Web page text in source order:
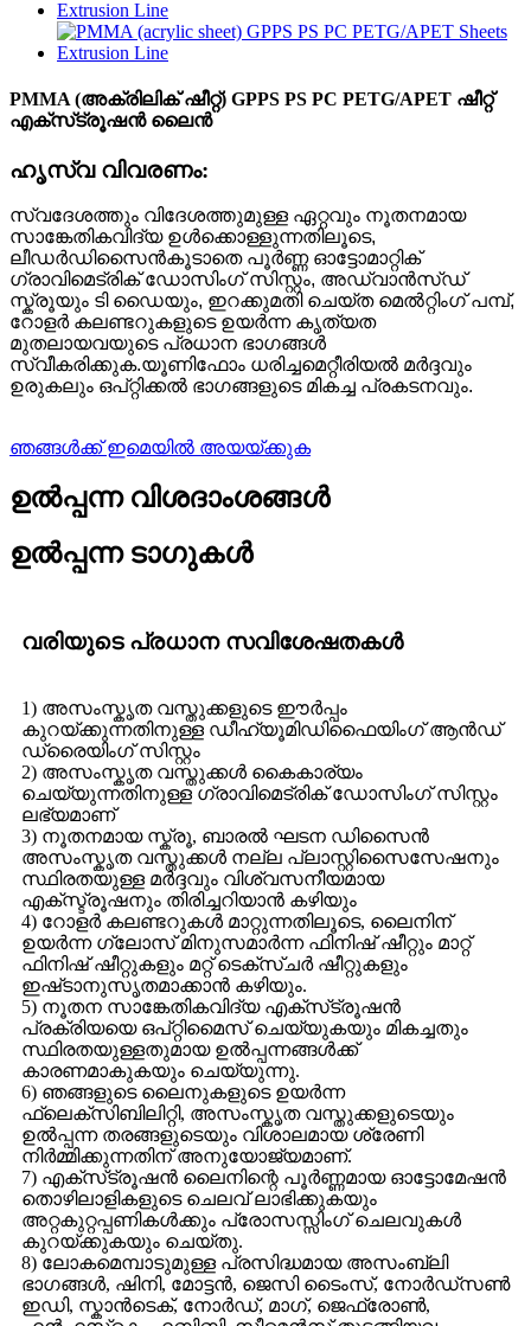
PMMA (അക്രിലിക് ഷീറ്റ്) GPPS PS PC PETG/APET ഷീറ്റ്
എക്‌സ്‌ട്രൂഷൻ ലൈൻ
ഹൃസ്വ വിവരണം:
സ്വദേശത്തും വിദേശത്തുമുള്ള ഏറ്റവും നൂതനമായ
സാങ്കേതികവിദ്യ ഉൾക്കൊള്ളുന്നതിലൂടെ,
ലീഡർഡിസൈൻകൂടാതെ പൂർണ്ണ ഓട്ടോമാറ്റിക്
ഗ്രാവിമെട്രിക് ഡോസിംഗ് സിസ്റ്റം, അഡ്വാൻസ്ഡ്
സ്ക്രൂയും ടി ഡൈയും, ഇറക്കുമതി ചെയ്ത മെൽറ്റിംഗ് പമ്പ്,
റോളർ കലണ്ടറുകളുടെ ഉയർന്ന കൃത്യത
മുതലായവയുടെ പ്രധാന ഭാഗങ്ങൾ
സ്വീകരിക്കുക.യൂണിഫോം ധരിച്ചമെറ്റീരിയൽ മർദ്ദവും
ഉരുകലും ഒപ്റ്റിക്കൽ ഭാഗങ്ങളുടെ മികച്ച പ്രകടനവും.
ഞങ്ങൾക്ക് ഇമെയിൽ അയയ്ക്കുക
ഉൽപ്പന്ന വിശദാംശങ്ങൾ
ഉൽപ്പന്ന ടാഗുകൾ
വരിയുടെ പ്രധാന സവിശേഷതകൾ
1) അസംസ്കൃത വസ്തുക്കളുടെ ഈർപ്പം
കുറയ്ക്കുന്നതിനുള്ള ഡീഹ്യൂമിഡിഫൈയിംഗ് ആൻഡ്
ഡ്രൈയിംഗ് സിസ്റ്റം
2) അസംസ്കൃത വസ്തുക്കൾ കൈകാര്യം
ചെയ്യുന്നതിനുള്ള ഗ്രാവിമെട്രിക് ഡോസിംഗ് സിസ്റ്റം
ലഭ്യമാണ്
3) നൂതനമായ സ്ക്രൂ, ബാരൽ ഘടന ഡിസൈൻ
അസംസ്കൃത വസ്തുക്കൾ നല്ല പ്ലാസ്റ്റിസൈസേഷനും
സ്ഥിരതയുള്ള മർദ്ദവും വിശ്വസനീയമായ
എക്സ്ട്രൂഷനും തിരിച്ചറിയാൻ കഴിയും
4) റോളർ കലണ്ടറുകൾ മാറ്റുന്നതിലൂടെ, ലൈനിന്
ഉയർന്ന ഗ്ലോസ് മിനുസമാർന്ന ഫിനിഷ് ഷീറ്റും മാറ്റ്
ഫിനിഷ് ഷീറ്റുകളും മറ്റ് ടെക്സ്ചർ ഷീറ്റുകളും
ഇഷ്‌ടാനുസൃതമാക്കാൻ കഴിയും.
5) നൂതന സാങ്കേതികവിദ്യ എക്‌സ്‌ട്രൂഷൻ
പ്രക്രിയയെ ഒപ്റ്റിമൈസ് ചെയ്യുകയും മികച്ചതും
സ്ഥിരതയുള്ളതുമായ ഉൽപ്പന്നങ്ങൾക്ക്
കാരണമാകുകയും ചെയ്യുന്നു.
6) ഞങ്ങളുടെ ലൈനുകളുടെ ഉയർന്ന
ഫ്ലെക്സിബിലിറ്റി, അസംസ്കൃത വസ്തുക്കളുടെയും
ഉൽപ്പന്ന തരങ്ങളുടെയും വിശാലമായ ശ്രേണി
നിർമ്മിക്കുന്നതിന് അനുയോജ്യമാണ്.
7) എക്‌സ്‌ട്രൂഷൻ ലൈനിന്റെ പൂർണ്ണമായ ഓട്ടോമേഷൻ
തൊഴിലാളികളുടെ ചെലവ് ലാഭിക്കുകയും
അറ്റകുറ്റപ്പണികൾക്കും പ്രോസസ്സിംഗ് ചെലവുകൾ
കുറയ്ക്കുകയും ചെയ്തു.
8) ലോകമെമ്പാടുമുള്ള പ്രസിദ്ധമായ അസംബ്ലി
ഭാഗങ്ങൾ, ഷിനി, മോട്ടൻ, ജെസി ടൈംസ്, നോർഡ്സൺ
ഇഡി, സ്കാൻടെക്, നോർഡ്, മാഗ്, ജെഫ്രോൺ,